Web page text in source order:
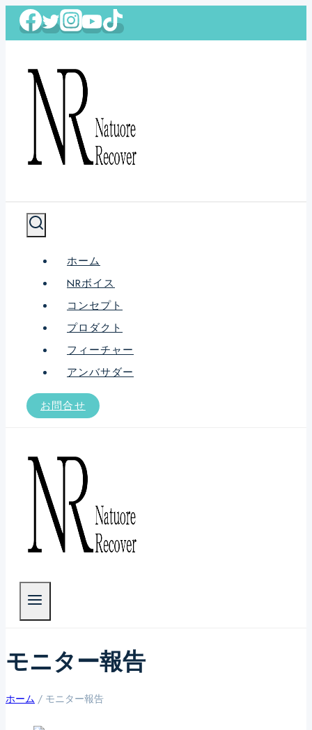
容
ホーム
NRボイス
コンセプト
プロダクト
フィーチャー
アンバサダー
お問合せ
モニター報告
ホーム / モニター報告